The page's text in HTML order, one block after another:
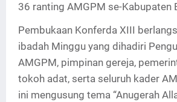
36 ranting AMGPM se-Kabupaten
Pembukaan Konferda XIII
ibadah Minggu yang dihadiri
AMGPM, pimpinan gereja,
tokoh adat, serta seluruh kader
ini mengusung tema “Anugerah